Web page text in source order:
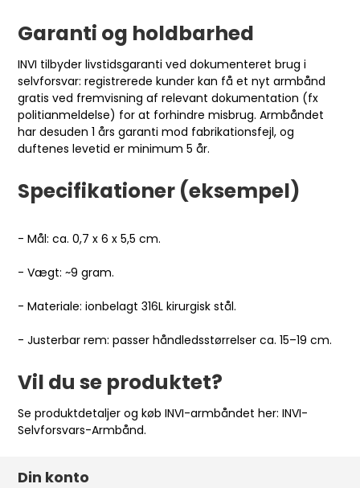
Garanti og holdbarhed
INVI tilbyder livstidsgaranti ved dokumenteret brug i
selvforsvar: registrerede kunder kan få et nyt armbånd
gratis ved fremvisning af relevant dokumentation (fx
politianmeldelse) for at forhindre misbrug. Armbåndet
har desuden 1 års garanti mod fabrikationsfejl, og
duftenes levetid er minimum 5 år.
Specifikationer (eksempel)
- Mål: ca. 0,7 x 6 x 5,5 cm.
- Vægt: ~9 gram.
- Materiale: ionbelagt 316L kirurgisk stål.
- Justerbar rem: passer håndledsstørrelser ca. 15–19 cm.
Vil du se produktet?
Se produktdetaljer og køb INVI-armbåndet her:INVI-
Selvforsvars-Armbånd.
Din konto